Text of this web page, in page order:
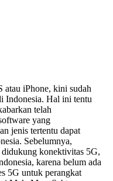
iPhone, kini sudah
Indonesia. Hal ini tentu
telah
yang
jenis tertentu dapat
Sebelumnya,
didukung konektivitas 5G,
karena belum ada
5G untuk perangkat